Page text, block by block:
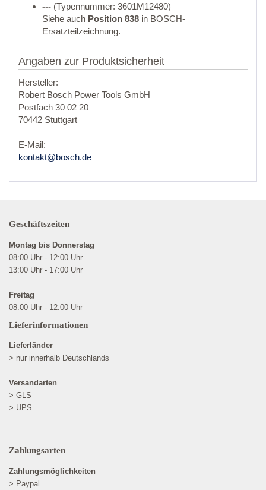
--- (Typennummer: 3601M12480)
Siehe auch Position 838 in BOSCH-
Ersatzteilzeichnung.
Angaben zur Produktsicherheit
Hersteller:
Robert Bosch Power Tools GmbH
Postfach 30 02 20
70442 Stuttgart
E-Mail:
kontakt@bosch.de
Geschäftszeiten
Montag bis Donnerstag
08:00 Uhr - 12:00 Uhr
13:00 Uhr - 17:00 Uhr
Freitag
08:00 Uhr - 12:00 Uhr
Lieferinformationen
Lieferländer
> nur innerhalb Deutschlands
Versandarten
> GLS
> UPS
Zahlungsarten
Zahlungsmöglichkeiten
> Paypal